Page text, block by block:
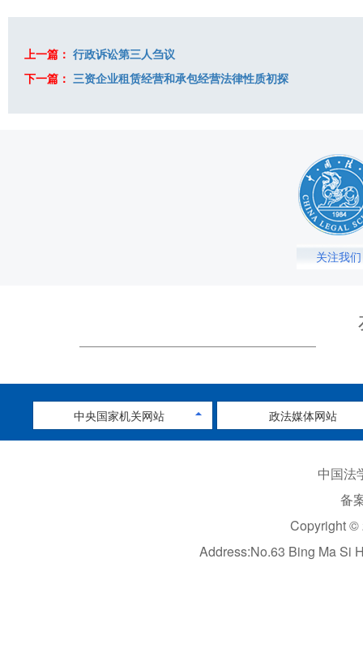
上一篇： 行政诉讼第三人刍议
下一篇： 三资企业租赁经营和承包经营法律性质初探
关注我们
中央国家机关网站 政法媒体网站
中国法
备
Copyright ©
Address:No.63 Bing Ma Si